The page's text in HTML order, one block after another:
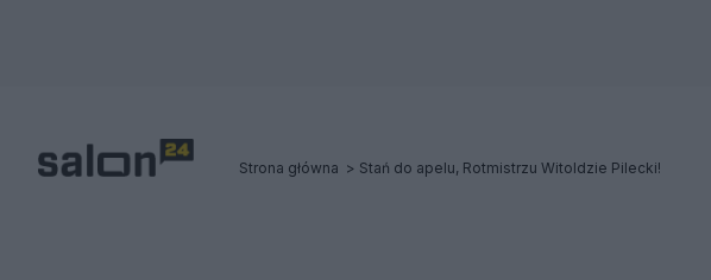
Strona główna Stań do apelu, Rotmistrzu Witoldzie Pilecki!